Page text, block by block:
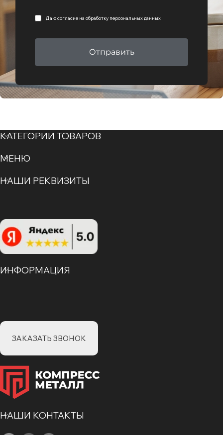
Даю согласие на обработку персональных данных
Отправить
КАТЕГОРИИ ТОВАРОВ
МЕНЮ
НАШИ РЕКВИЗИТЫ
ИНФОРМАЦИЯ
ЗАКАЗАТЬ ЗВОНОК
НАШИ КОНТАКТЫ